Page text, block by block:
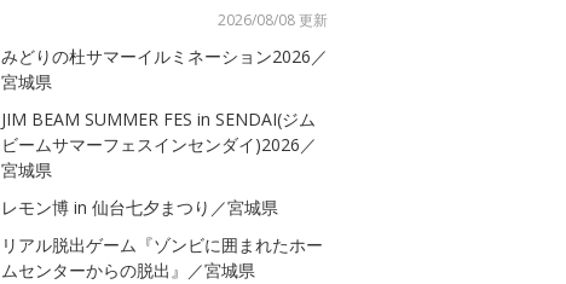
2026/08/08 更新
みどりの杜サマーイルミネーション2026／
宮城県
JIM BEAM SUMMER FES in SENDAI(ジム
ビームサマーフェスインセンダイ)2026／
宮城県
レモン博 in 仙台七夕まつり／宮城県
リアル脱出ゲーム『ゾンビに囲まれたホー
ムセンターからの脱出』／宮城県